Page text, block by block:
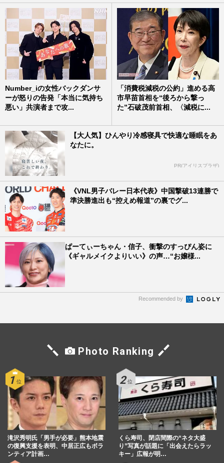
Number_iの女性バックダンサ
ーが怒りの告発「本当に気持ち
悪い」共演者まで攻...
「消費税減税の公約」進める高
市早苗首相を“後ろから撃っ
た”石破茂前首相、〈減税に...
【大人気】ひんやり冷感寝具で快適な睡眠をあ
なたに。
PR(アイリスプラザ)
《VNL男子バレー日本代表》中国撃破13連勝で
準決勝進出も“控えめ報道”の裏でグ...
ぱーてぃーちゃん・信子、衝撃のすっぴん姿に
《ギャルメイクよりいい》の声…“お嬢様...
Recommended by
Photo Ranking
滝沢秀明氏「男手が必要」熊本地震
の復興支援を表明、中居正広もボラ
ンティア計画…
くら寿司、閉店間際の“ネタ大盛
り”写真が話題に「出会えたらラッ
キー」広報が明…